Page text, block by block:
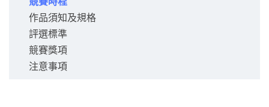
作品須知及規格
評選標準
競賽獎項
注意事項